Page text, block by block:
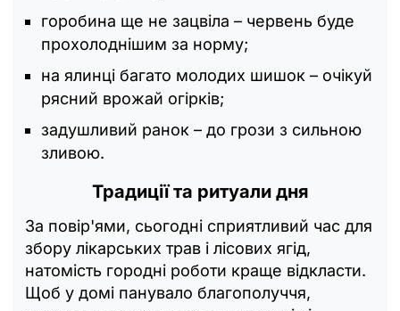
горобина ще не зацвіла – червень буде
прохолоднішим за норму;
на ялинці багато молодих шишок – очікуй
рясний врожай огірків;
задушливий ранок – до грози з сильною
зливою.
Традиції та ритуали дня
За повір'ями, сьогодні сприятливий час для
збору лікарських трав і лісових ягід,
натомість городні роботи краще відкласти.
Щоб у домі панувало благополуччя,